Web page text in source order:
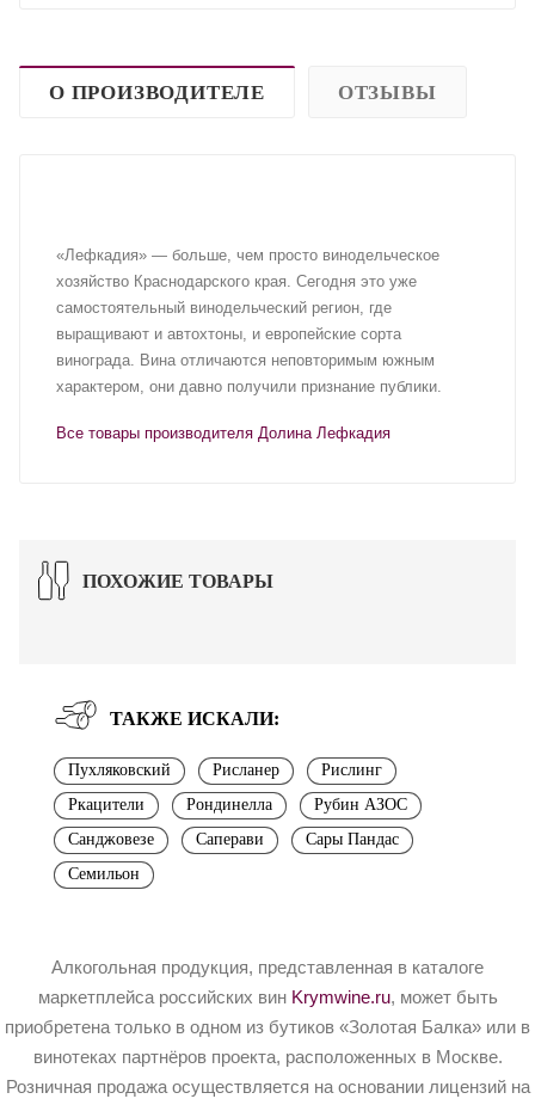
О ПРОИЗВОДИТЕЛЕ ОТЗЫВЫ
«Лефкадия» — больше, чем просто винодельческое
хозяйство Краснодарского края. Сегодня это уже
самостоятельный винодельческий регион, где
выращивают и автохтоны, и европейские сорта
винограда. Вина отличаются неповторимым южным
характером, они давно получили признание публики.
Все товары производителя Долина Лефкадия
ПОХОЖИЕ ТОВАРЫ
ТАКЖЕ ИСКАЛИ:
Пухляковский Рисланер
Рислинг
Ркацители
Рондинелла
Рубин АЗОС
Санджовезе
Саперави
Сары Пандас
Семильон
Алкогольная продукция, представленная в каталоге
маркетплейса российских вин Krymwine.ru, может быть
приобретена только в одном из бутиков «Золотая Балка» или в
винотеках партнёров проекта, расположенных в Москве.
Розничная продажа осуществляется на основании лицензий на